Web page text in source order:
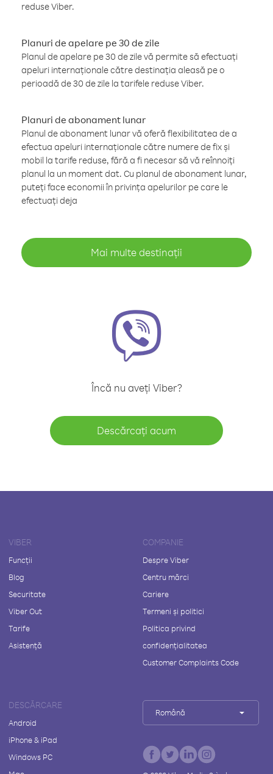
reduse Viber.
Planuri de apelare pe 30 de zile
Planul de apelare pe 30 de zile vă permite să efectuați
apeluri internaționale către destinația aleasă pe o
perioadă de 30 de zile la tarifele reduse Viber.
Planuri de abonament lunar
Planul de abonament lunar vă oferă flexibilitatea de a
efectua apeluri internaționale către numere de fix și
mobil la tarife reduse, fără a fi necesar să vă reînnoiți
planul la un moment dat. Cu planul de abonament lunar,
puteți face economii în privința apelurilor pe care le
efectuați deja
Mai multe destinații
Încă nu aveți Viber?
Descărcați acum
VIBER
Funcții
Blog
Securitate
Viber Out
Tarife
Asistență
COMPANIE
Despre Viber
Centru mărci
Cariere
Termeni și politici
Politica privind
confidențialitatea
Customer Complaints Code
DESCĂRCARE
Android
iPhone & iPad
Windows PC
Română